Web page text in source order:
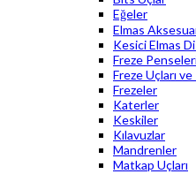
Eğeler
Elmas
Kesici Elmas
Freze
Freze Uçları ve
Frezeler
Katerler
Keskiler
Kılavuzlar
Mandrenler
Matkap Uçları